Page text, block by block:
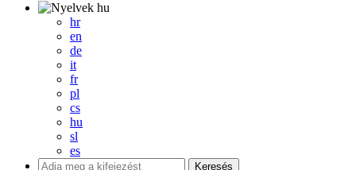
hu
hr
en
de
it
fr
pl
cs
hu
sl
es